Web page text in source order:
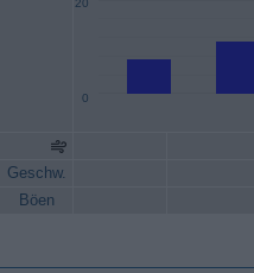
0
20
Geschw.
Böen